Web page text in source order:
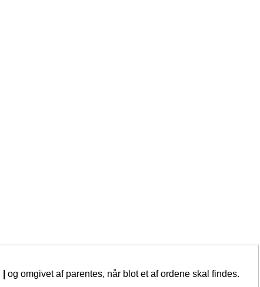
og omgivet af parentes, når blot et af ordene skal findes.